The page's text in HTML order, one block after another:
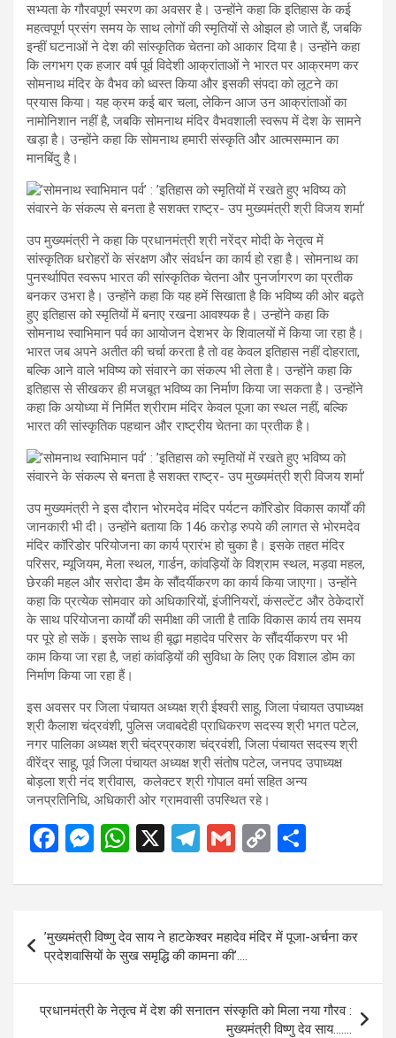
सभ्यता के गौरवपूर्ण स्मरण का अवसर है। उन्होंने कहा कि इतिहास के कई
महत्वपूर्ण प्रसंग समय के साथ लोगों की स्मृतियों से ओझल हो जाते हैं, जबकि
इन्हीं घटनाओं ने देश की सांस्कृतिक चेतना को आकार दिया है। उन्होंने कहा
कि लगभग एक हजार वर्ष पूर्व विदेशी आक्रांताओं ने भारत पर आक्रमण कर
सोमनाथ मंदिर के वैभव को ध्वस्त किया और इसकी संपदा को लूटने का
प्रयास किया। यह क्रम कई बार चला, लेकिन आज उन आक्रांताओं का
नामोनिशान नहीं है, जबकि सोमनाथ मंदिर वैभवशाली स्वरूप में देश के सामने
खड़ा है। उन्होंने कहा कि सोमनाथ हमारी संस्कृति और आत्मसम्मान का
मानबिंदु है।
उप मुख्यमंत्री ने कहा कि प्रधानमंत्री श्री नरेंद्र मोदी के नेतृत्व में
सांस्कृतिक धरोहरों के संरक्षण और संवर्धन का कार्य हो रहा है। सोमनाथ का
पुनर्स्थापित स्वरूप भारत की सांस्कृतिक चेतना और पुनर्जागरण का प्रतीक
बनकर उभरा है। उन्होंने कहा कि यह हमें सिखाता है कि भविष्य की ओर बढ़ते
हुए इतिहास को स्मृतियों में बनाए रखना आवश्यक है। उन्होंने कहा कि
सोमनाथ स्वाभिमान पर्व का आयोजन देशभर के शिवालयों में किया जा रहा है।
भारत जब अपने अतीत की चर्चा करता है तो वह केवल इतिहास नहीं दोहराता,
बल्कि आने वाले भविष्य को संवारने का संकल्प भी लेता है। उन्होंने कहा कि
इतिहास से सीखकर ही मजबूत भविष्य का निर्माण किया जा सकता है। उन्होंने
कहा कि अयोध्या में निर्मित श्रीराम मंदिर केवल पूजा का स्थल नहीं, बल्कि
भारत की सांस्कृतिक पहचान और राष्ट्रीय चेतना का प्रतीक है।
उप मुख्यमंत्री ने इस दौरान भोरमदेव मंदिर पर्यटन कॉरिडोर विकास कार्यों की
जानकारी भी दी। उन्होंने बताया कि 146 करोड़ रुपये की लागत से भोरमदेव
मंदिर कॉरिडोर परियोजना का कार्य प्रारंभ हो चुका है। इसके तहत मंदिर
परिसर, म्यूजियम, मेला स्थल, गार्डन, कांवड़ियों के विश्राम स्थल, मड़वा महल,
छेरकी महल और सरोदा डैम के सौंदर्यीकरण का कार्य किया जाएगा। उन्होंने
कहा कि प्रत्येक सोमवार को अधिकारियों, इंजीनियरों, कंसल्टेंट और ठेकेदारों
के साथ परियोजना कार्यों की समीक्षा की जाती है ताकि विकास कार्य तय समय
पर पूरे हो सकें। इसके साथ ही बूढ़ा महादेव परिसर के सौंदर्यीकरण पर भी
काम किया जा रहा है, जहां कांवड़ियों की सुविधा के लिए एक विशाल डोम का
निर्माण किया जा रहा हैं।
इस अवसर पर जिला पंचायत अध्यक्ष श्री ईश्वरी साहू, जिला पंचायत उपाध्यक्ष
श्री कैलाश चंद्रवंशी, पुलिस जवाबदेही प्राधिकरण सदस्य श्री भगत पटेल,
नगर पालिका अध्यक्ष श्री चंद्रप्रकाश चंद्रवंशी, जिला पंचायत सदस्य श्री
वीरेंद्र साहू, पूर्व जिला पंचायत अध्यक्ष श्री संतोष पटेल, जनपद उपाध्यक्ष
बोड़ला श्री नंद श्रीवास, कलेक्टर श्री गोपाल वर्मा सहित अन्य
जनप्रतिनिधि, अधिकारी ओर ग्रामवासी उपस्थित रहे।
F
ce
b
o
o
k
M
se
n
g
er
W
at
A
p
p
X
T
e
a
m
G
ail
C
py
Li
n
k
ar
navigation
’मुख्यमंत्री विष्णु देव साय ने हाटकेश्वर महादेव मंदिर में पूजा-अर्चना कर
प्रदेशवासियों के सुख समृद्धि की कामना की’….
प्रधानमंत्री के नेतृत्व में देश की सनातन संस्कृति को मिला नया गौरव :
मुख्यमंत्री विष्णु देव साय…….